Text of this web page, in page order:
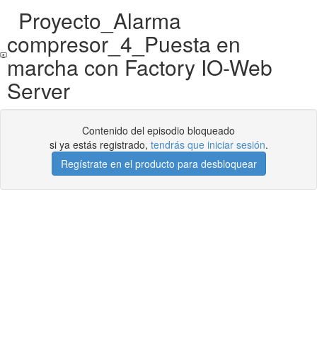
Proyecto_Alarma
compresor_4_Puesta en
marcha con Factory IO-Web
Server
Contenido del episodio bloqueado
si ya estás registrado, tendrás que iniciar sesión.
Regístrate en el producto para desbloquear